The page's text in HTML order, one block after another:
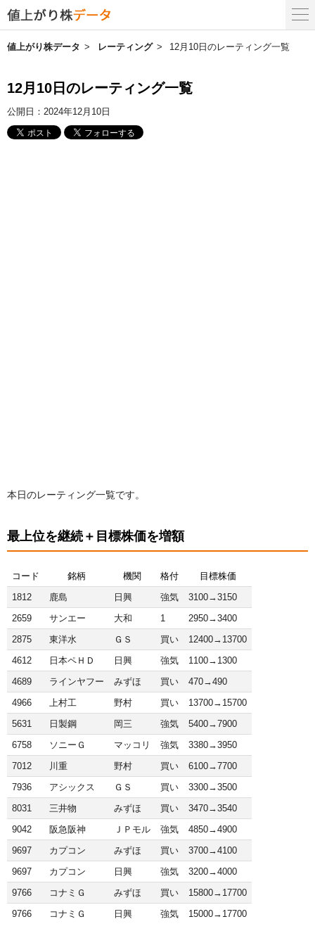
値上がり株データ レーティング 12月10日のレーティング一覧
12月10日のレーティング一覧
公開日： 2024年12月10日
本日のレーティング一覧です。
最上位を継続＋目標株価を増額
コード 銘柄 機関 格付
目標株価
1812
鹿島 日興 強気
3100→3150
2659
サンエー 大和 1
2950→3400
2875
東洋水 ＧＳ 買い
12400→13700
4612
日本ペＨＤ 日興 強気
1100→1300
4689
ラインヤフー みずほ 買い
470→490
4966
上村工 野村 買い
13700→15700
5631
日製鋼 岡三 強気
5400→7900
6758
ソニーＧ マッコリ 強気
3380→3950
7012
川重 野村 買い
6100→7700
7936
アシックス ＧＳ 買い
3300→3500
8031
三井物 みずほ 買い
3470→3540
9042
阪急阪神 ＪＰモル 強気
4850→4900
9697
カプコン みずほ 買い
3700→4100
9697
カプコン 日興 強気
3200→4000
9766
コナミＧ みずほ 買い
15800→17700
9766
コナミＧ 日興 強気 15000→17700